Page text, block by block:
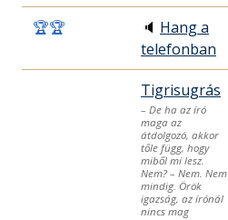
🏆🏆 🔈 Hang a
telefonban
Tigrisugrás
– De ha az író
maga az
átdolgozó, akkor
tőle függ, hogy
miből mi lesz.
Nem? – Nem. Nem
mindig. Örök
igazság, az írónál
nincs mag